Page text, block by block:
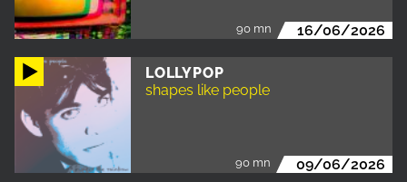
90 mn 16/06/2026
LOLLYPOP
shapes like people
90 mn 09/06/2026